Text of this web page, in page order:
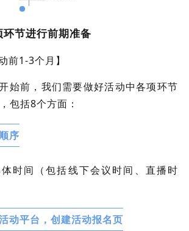
节进行前期准备
前1-3个月】
始前，我们需要做好活动中各项环节
包括8个方面：
序
时间（包括线下会议时间、直播时
动平台，创建活动报名页